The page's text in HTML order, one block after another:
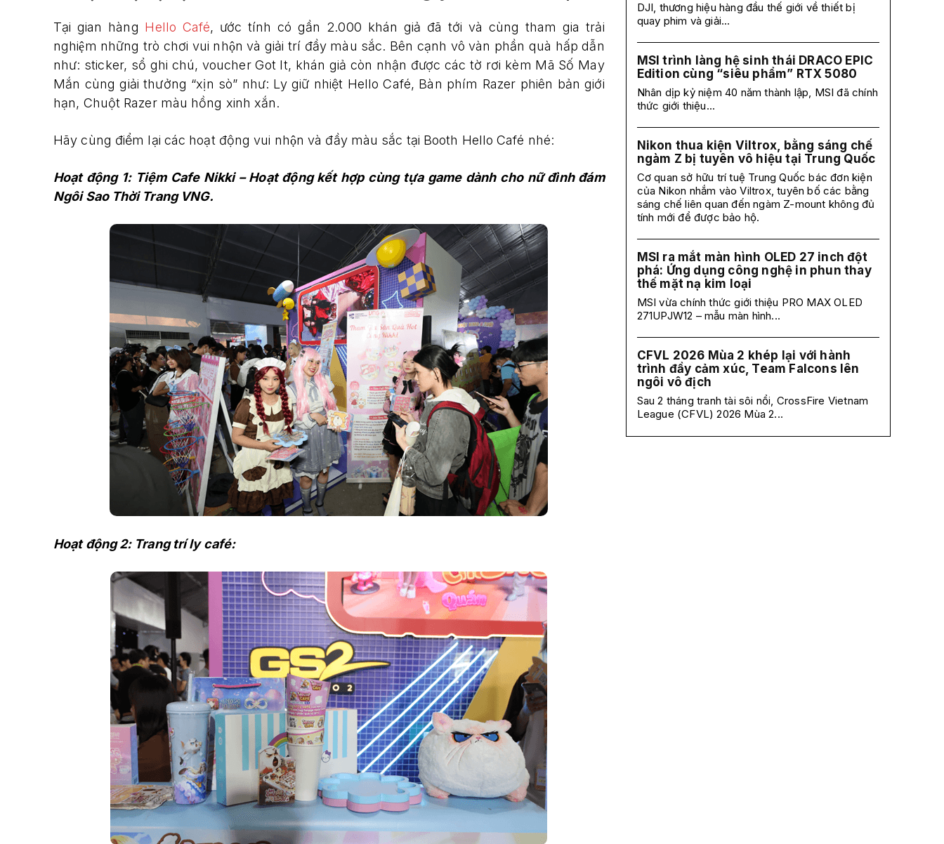
Tại gian hàng Hello Café, ước tính có gần 2.000 khán giả đã tới và cùng tham gia trải
nghiệm những trò chơi vui nhộn và giải trí đầy màu sắc. Bên cạnh vô vàn phần quà hấp dẫn
như: sticker, sổ ghi chú, voucher Got It, khán giả còn nhận được các tờ rơi kèm Mã Số May
Mắn cùng giải thưởng “xịn sò” như: Ly giữ nhiệt Hello Café, Bàn phím Razer phiên bản giới
hạn, Chuột Razer màu hồng xinh xắn.
Hãy cùng điểm lại các hoạt động vui nhộn và đầy màu sắc tại Booth Hello Café nhé:
Hoạt động 1: Tiệm Cafe Nikki – Hoạt động kết hợp cùng tựa game dành cho nữ đình đám
Ngôi Sao Thời Trang VNG.
Hoạt động 2: Trang trí ly café:
DJI, thương hiệu hàng đầu thế giới về thiết bị
quay phim và giải...
MSI trình làng hệ sinh thái DRACO EPIC
Edition cùng “siêu phẩm” RTX 5080
Nhân dịp kỷ niệm 40 năm thành lập, MSI đã chính
thức giới thiệu...
Nikon thua kiện Viltrox, bằng sáng chế
ngàm Z bị tuyên vô hiệu tại Trung Quốc
Cơ quan sở hữu trí tuệ Trung Quốc bác đơn kiện
của Nikon nhắm vào Viltrox, tuyên bố các bằng
sáng chế liên quan đến ngàm Z-mount không đủ
tính mới để được bảo hộ.
MSI ra mắt màn hình OLED 27 inch đột
phá: Ứng dụng công nghệ in phun thay
thế mặt nạ kim loại
MSI vừa chính thức giới thiệu PRO MAX OLED
271UPJW12 – mẫu màn hình...
CFVL 2026 Mùa 2 khép lại với hành
trình đầy cảm xúc, Team Falcons lên
ngôi vô địch
Sau 2 tháng tranh tài sôi nổi, CrossFire Vietnam
League (CFVL) 2026 Mùa 2...